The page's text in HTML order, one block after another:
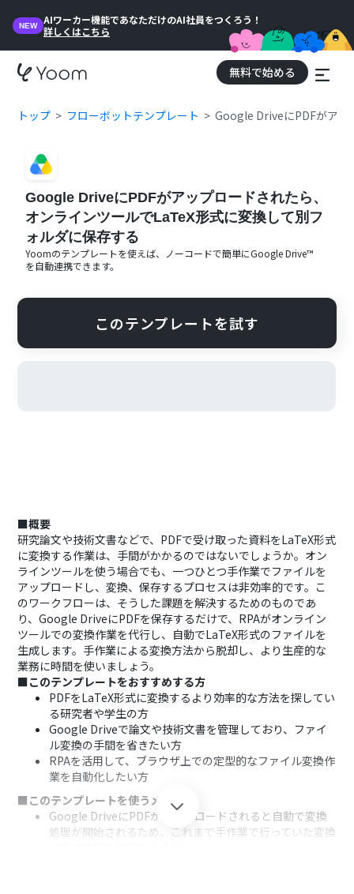
NEW
AIワーカー機能であなただけのAI社員をつくろう！
詳しくはこちら
無料で始める
トップ フローボットテンプレート Google DriveにPDFがアッ
Google DriveにPDFがアップロードされたら、
オンラインツールでLaTeX形式に変換して別フ
ォルダに保存する
Yoomのテンプレートを使えば、ノーコードで簡単にGoogle Drive™
を自動連携できます。
このテンプレートを試す
■概要
研究論文や技術文書などで、PDFで受け取った資料をLaTeX形式
に変換する作業は、手間がかかるのではないでしょうか。オン
ラインツールを使う場合でも、一つひとつ手作業でファイルを
アップロードし、変換、保存するプロセスは非効率的です。こ
のワークフローは、そうした課題を解決するためのものであ
り、Google DriveにPDFを保存するだけで、RPAがオンライン
ツールでの変換作業を代行し、自動でLaTeX形式のファイルを
生成します。手作業による変換方法から脱却し、より生産的な
業務に時間を使いましょう。
■このテンプレートをおすすめする方
PDFをLaTeX形式に変換するより効率的な方法を探してい
る研究者や学生の方
Google Driveで論文や技術文書を管理しており、ファイ
ル変換の手間を省きたい方
RPAを活用して、ブラウザ上での定型的なファイル変換作
業を自動化したい方
■このテンプレートを使うメリット
Google DriveにPDFがアップロードされると自動で変換
処理が開始されるため、これまで手作業で行っていた変換